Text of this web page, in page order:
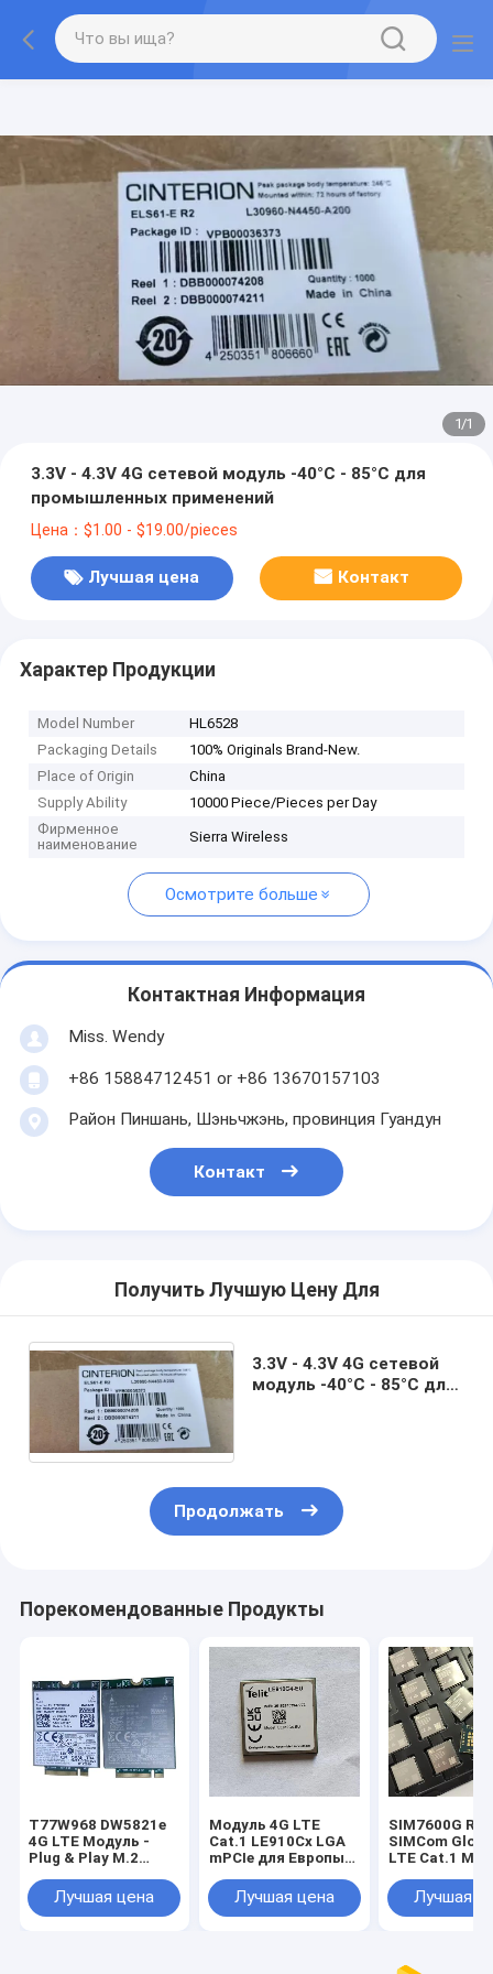
1/1
3.3V - 4.3V 4G сетевой модуль -40°C - 85°C для
промышленных применений
Цена：$1.00 - $19.00/pieces
Лучшая цена Контакт
Характер Продукции
Model Number
HL6528
Packaging Details
100% Originals Brand-New.
Place of Origin
China
Supply Ability
10000 Piece/Pieces per Day
Фирменное
наименование
Sierra Wireless
Осмотрите больше
Контактная Информация
Miss. Wendy
+86 15884712451 or +86 13670157103
Район Пиншань, Шэньчжэнь, провинция Гуандун
Контакт
Получить Лучшую Цену Для
3.3V - 4.3V 4G сетевой
модуль -40°C - 85°C для
Продолжать
Порекомендованные Продукты
T77W968 DW5821e
4G LTE Модуль -
Plug & Play M.2
DW5821e (T77W968)
Qualcomm X20 LTE
Лучшая цена
Модуль 4G LTE
Cat.1 LE910Cx LGA
mPCIe для Европы
модуль LE910C1-EU
с функцией GNSS
Лучшая цена
SIM7600G R2
SIMCom
LTE Cat.1
связь GNSS
Лучшая